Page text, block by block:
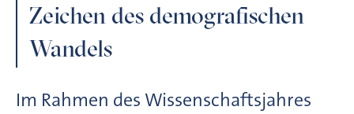
Zeichen des demografischen
Wandels
Im Rahmen des Wissenschaftsjahres